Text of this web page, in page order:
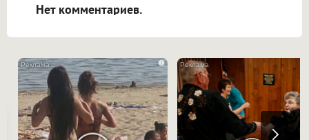
Нет комментариев.
i